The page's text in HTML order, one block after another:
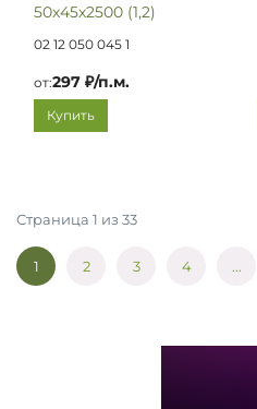
50х45х2500 (1,2)
02 12 050 045 1
от:297 ₽/п.м.
Купить
Страница 1 из 33
1 2 3 4 ...